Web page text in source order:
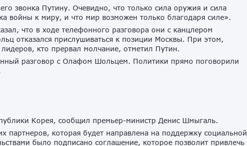
звонка Путину. Очевидно, что только сила оружия и сила
войны к миру, и что мир возможен только благодаря силе».
что в ходе телефонного разговора они с канцлером
отказался прислушиваться к позиции Москвы. При этом,
кто прервал молчание, отметил Путин.
разговор с Олафом Шольцем. Политики прямо поговорили
Корея, сообщил премьер-министр Денис Шмыгаль.
партнеров, которая будет направлена на поддержку социальной
было подписано соглашение, которое позволит привлечь